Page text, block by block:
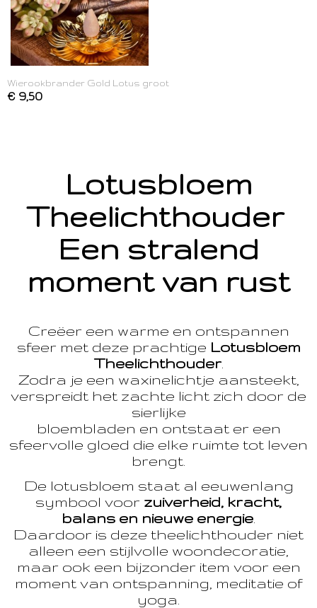
Wierookbrander Gold Lotus groot
€ 9,50
Lotusbloem
Theelichthouder
Een stralend
moment van rust
Creëer een warme en ontspannen
sfeer met deze prachtige Lotusbloem
Theelichthouder.
Zodra je een waxinelichtje aansteekt,
verspreidt het zachte licht zich door de
sierlijke
bloembladen en ontstaat er een
sfeervolle gloed die elke ruimte tot leven
brengt.
De lotusbloem staat al eeuwenlang
symbool voor zuiverheid, kracht,
balans en nieuwe energie
Daardoor is deze theelichthouder niet
alleen een stijlvolle woondecoratie,
maar ook een bijzonder item voor een
moment van ontspanning, meditatie of
yoga.